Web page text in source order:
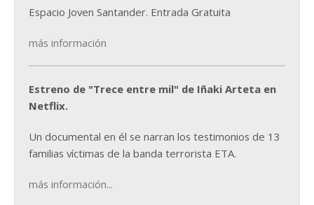
Espacio Joven Santander. Entrada Gratuita
más información
Estreno de "Trece entre mil" de Iñaki Arteta en
Netflix.
Un documental en él se narran los testimonios de 13
familias víctimas de la banda terrorista ETA.
más información...